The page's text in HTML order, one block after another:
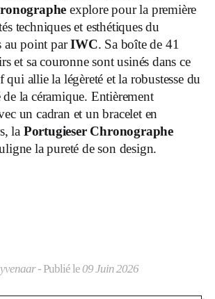
explore pour la première
techniques et esthétiques du
au point parIWC. Sa boîte de 41
et sa couronne sont usinés dans ce
qui allie la légèreté et la robustesse du
de la céramique. Entièrement
un cadran et un bracelet en
la Portugieser Chronographe
la pureté de son design.
- Publié le09 Juin 2026